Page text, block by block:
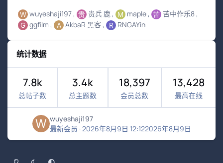
wuyeshaji197 贵兵 鹿 maple
苦中作乐8
ggfilm
AkbaR 黑客 RNGAYin
统计数据
7.8k
总帖子数
3.4k
总主题数
18,397
会员总数
13,428
最高在线
wuyeshaji197
最新会员 ·2026年8月9日 12:122026年8月9日
浅色模式黑暗模式系统偏好